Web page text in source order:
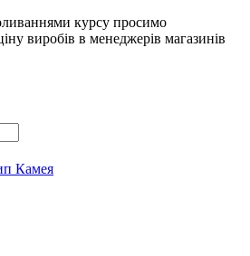
курсу просимо
виробів в менеджерів магазинів